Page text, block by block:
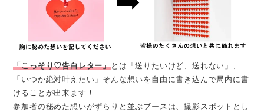
「こっそり♡告白レター」とは「送りたいけど、送れない」、
「いつか絶対叶えたい」そんな想いを自由に書き込んで局内に書
けることが出来ます！
参加者の秘めた想いがずらりと並ぶブースは、撮影スポットとし